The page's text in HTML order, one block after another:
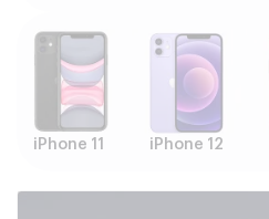
iPhone 11 iPhone 12